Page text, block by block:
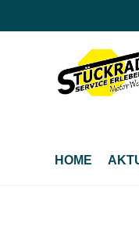
HOME